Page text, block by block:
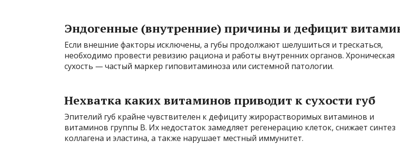
Эндогенные (внутренние) причины и дефицит
Если внешние факторы исключены, а губы продолжают шелушиться и трескаться,
необходимо провести ревизию рациона и работы внутренних органов. Хроническая
сухость — частый маркер гиповитаминоза или системной патологии.
Нехватка каких витаминов приводит к сухости губ
Эпителий губ крайне чувствителен к дефициту жирорастворимых витаминов и
витаминов группы B. Их недостаток замедляет регенерацию клеток, снижает синтез
коллагена и эластина, а также нарушает местный иммунитет.